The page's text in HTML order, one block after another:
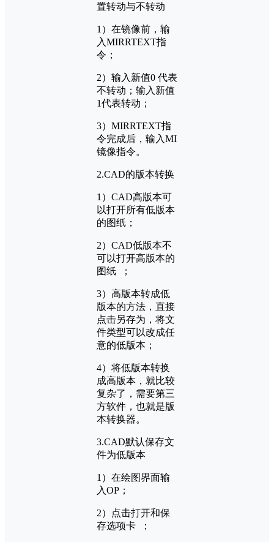
置转动与不转动
1）在镜像前，输
入MIRRTEXT指
令；
2）输入新值0 代表
不转动；输入新值
1代表转动；
3）MIRRTEXT指
令完成后，输入MI
镜像指令。
2.CAD的版本转换
1）CAD高版本可
以打开所有低版本
的图纸；
2）CAD低版本不
可以打开高版本的
图纸 ；
3）高版本转成低
版本的方法，直接
点击另存为，将文
件类型可以改成任
意的低版本；
4）将低版本转换
成高版本，就比较
复杂了，需要第三
方软件，也就是版
本转换器。
3.CAD默认保存文
件为低版本
1）在绘图界面输
入OP；
2）点击打开和保
存选项卡 ；